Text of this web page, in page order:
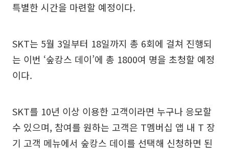
특별한 시간을 마련할 예정이다.
SKT는 5월 3일부터 18일까지 총 6회에 걸쳐 진행되
는 이번 ‘숲캉스 데이’에 총 1800여 명을 초청할 예정
이다.
SKT를 10년 이상 이용한 고객이라면 누구나 응모할
수 있으며, 참여를 원하는 고객은 T멤버십 앱 내 T 장
기 고객 메뉴에서 숲캉스 데이를 선택해 신청하면 된